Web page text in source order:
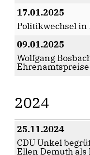
17.01.2025
Politikwechsel in
09.01.2025
Wolfgang
Ehrenamtspreise
2024
25.11.2024
CDU Unkel
Ellen Demuth